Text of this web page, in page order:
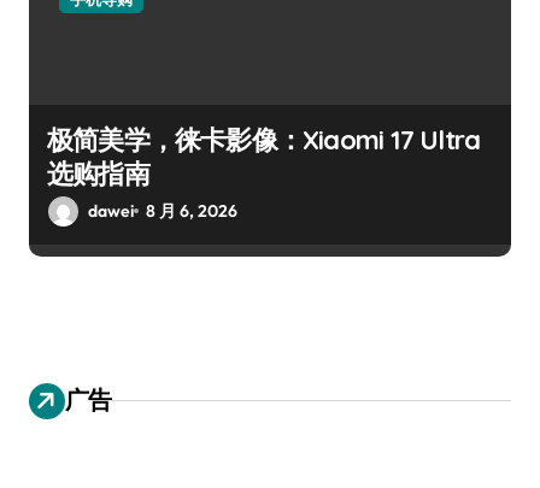
极简美学，徕卡影像：Xiaomi 17 Ultra
选购指南
dawei 8 月 6, 2026
广告